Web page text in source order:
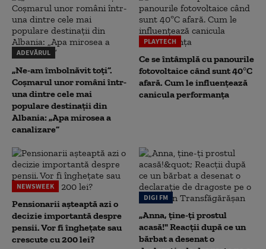
ADEVĂRUL
„Ne-am îmbolnăvit toți”.
Coșmarul unor români într-
una dintre cele mai
populare destinații din
Albania: „Apa mirosea a
canalizare”
PLAYTECH
Ce se întâmplă cu panourile
fotovoltaice când sunt 40°C
afară. Cum le influențează
canicula performanța
NEWSWEEK
Pensionarii așteaptă azi o
decizie importantă despre
pensii. Vor fi înghețate sau
crescute cu 200 lei?
DIGI FM
„Anna, ţine-ţi prostul
acasă!" Reacţii după ce un
bărbat a desenat o